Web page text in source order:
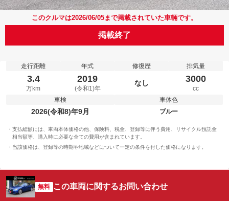
このクルマは2026/06/05まで掲載されていた車輛です。
掲載終了
走行距離
3.4
万km
年式
2019
(令和1)年
修復歴
なし
排気量
3000
cc
車検
2026(令和8)年9月
車体色
ブルー
支払総額には、車両本体価格の他、保険料、税金、登録等に伴う費用、リサイクル預託金
相当額等、購入時に必要な全ての費用が含まれています。
当該価格は、登録等の時期や地域などについて一定の条件を付した価格になります。
無料 この車両に関するお問い合わせ